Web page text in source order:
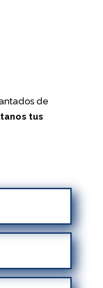
de
tus